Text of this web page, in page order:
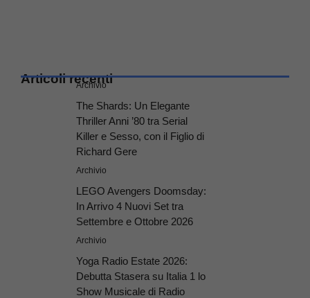
Articoli recenti
Archivio
The Shards: Un Elegante
Thriller Anni ’80 tra Serial
Killer e Sesso, con il Figlio di
Richard Gere
Archivio
LEGO Avengers Doomsday:
In Arrivo 4 Nuovi Set tra
Settembre e Ottobre 2026
Archivio
Yoga Radio Estate 2026:
Debutta Stasera su Italia 1 lo
Show Musicale di Radio